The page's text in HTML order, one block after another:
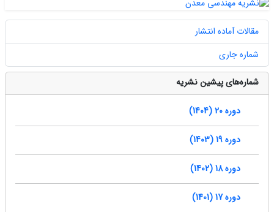
مقالات آماده انتشار
شماره جاری
شماره‌های پیشین نشریه
دوره 20 (1404)
دوره 19 (1403)
دوره 18 (1402)
دوره 17 (1401)